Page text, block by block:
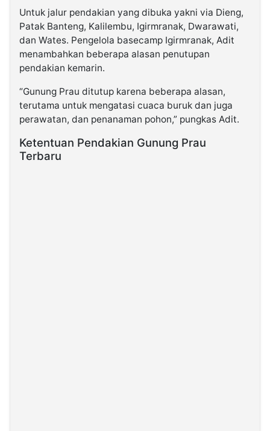
Untuk jalur pendakian yang dibuka yakni via Dieng,
Patak Banteng, Kalilembu, Igirmranak, Dwarawati,
dan Wates. Pengelola basecamp Igirmranak, Adit
menambahkan beberapa alasan penutupan
pendakian kemarin.
“Gunung Prau ditutup karena beberapa alasan,
terutama untuk mengatasi cuaca buruk dan juga
perawatan, dan penanaman pohon,” pungkas Adit.
Ketentuan Pendakian Gunung Prau
Terbaru